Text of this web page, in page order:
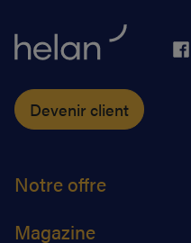
Devenir client
Notre offre
Magazine